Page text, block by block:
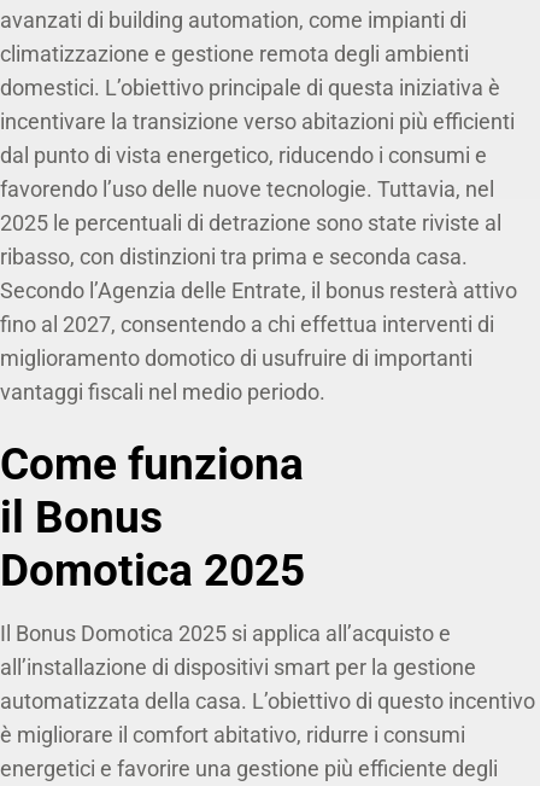
avanzati di building automation, come impianti di
climatizzazione e gestione remota degli ambienti
domestici. L’obiettivo principale di questa iniziativa è
incentivare la transizione verso abitazioni più efficienti
dal punto di vista energetico, riducendo i consumi e
favorendo l’uso delle nuove tecnologie. Tuttavia, nel
2025 le percentuali di detrazione sono state riviste al
ribasso, con distinzioni tra prima e seconda casa.
Secondo l’Agenzia delle Entrate, il bonus resterà attivo
fino al 2027, consentendo a chi effettua interventi di
miglioramento domotico di usufruire di importanti
vantaggi fiscali nel medio periodo.
Come funziona
il Bonus
Domotica 2025
Il Bonus Domotica 2025 si applica all’acquisto e
all’installazione di dispositivi smart per la gestione
automatizzata della casa. L’obiettivo di questo incentivo
è migliorare il comfort abitativo, ridurre i consumi
energetici e favorire una gestione più efficiente degli